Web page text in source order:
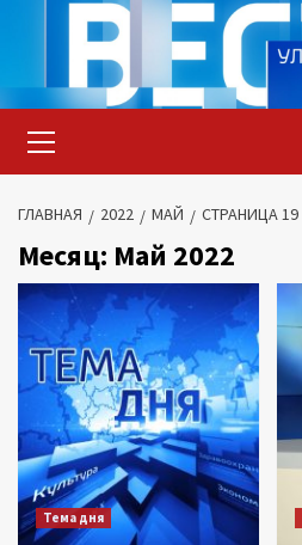
содержимому
меню
ГЛАВНАЯ 2022 МАЙ СТРАНИЦА 19
Месяц: Май 2022
Тема дня